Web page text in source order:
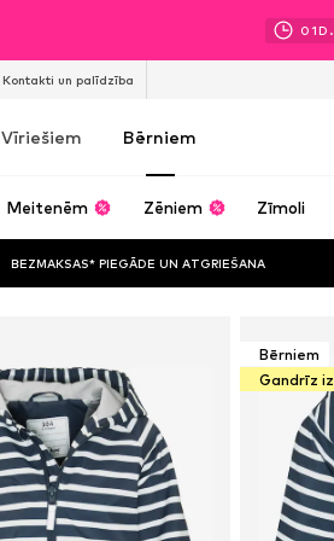
01D.
Kontakti un palīdzība
Vīriešiem Bērniem
Meitenēm Zēniem Zīmoli
BEZMAKSAS* PIEGĀDE UN ATGRIEŠANA
Bērniem
Gandrīz